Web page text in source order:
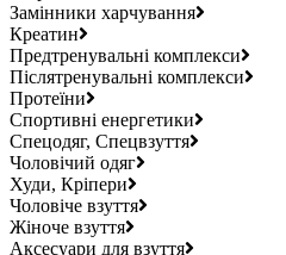
Замінники харчування
Креатин
Предтренувальні комплекси
Післятренувальні комплекси
Протеїни
Спортивні енергетики
Спецодяг, Спецвзуття
Чоловічий одяг
Худи, Кріпери
Чоловіче взуття
Жіноче взуття
Аксесуари для взуття